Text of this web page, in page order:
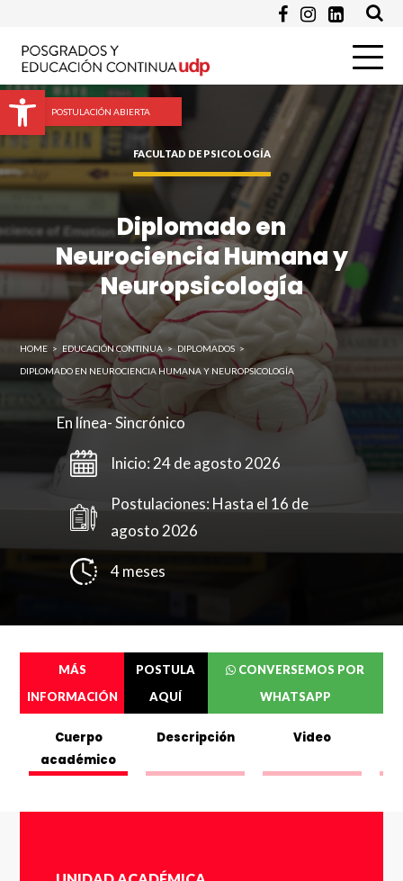
Abrir barra de herramientas
Pregunta
Enviar
POSTULACIÓN ABIERTA
FACULTAD DE PSICOLOGÍA
Diplomado en
Neurociencia Humana y
Neuropsicología
HOME > EDUCACIÓN CONTINUA > DIPLOMADOS >
DIPLOMADO EN NEUROCIENCIA HUMANA Y NEUROPSICOLOGÍA
En línea- Sincrónico
Inicio: 24 de agosto 2026
Postulaciones: Hasta el 16 de
agosto 2026
4 meses
MÁS
INFORMACIÓN
POSTULA
AQUÍ
CONVERSEMOS POR
WHATSAPP
Cuerpo
académico
Descripción
Video
Completa el siguente formulario y puedes
ver o descargar el folleto.
Nombres